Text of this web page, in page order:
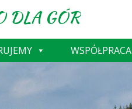
DLA GÓR
WSPÓŁPRACA